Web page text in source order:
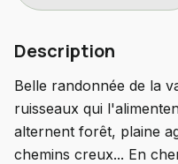
Description
Belle randonnée de la
ruisseaux qui
alternent forêt, plaine
chemins creux... En